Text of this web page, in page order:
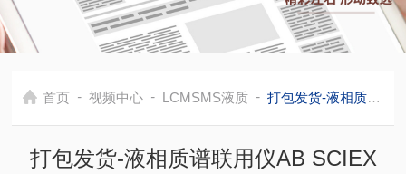
首页 - 视频中心 - LCMSMS液质 - 打包发货-液相质谱联用仪AB SCIEX LCMSMS 6500+ 联用液相色谱 I-Class
打包发货-液相质谱联用仪AB SCIEX